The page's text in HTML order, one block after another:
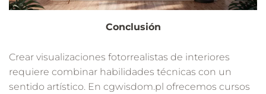
Conclusión
Crear visualizaciones fotorrealistas de interiores
requiere combinar habilidades técnicas con un
sentido artístico. En cgwisdom.pl ofrecemos cursos